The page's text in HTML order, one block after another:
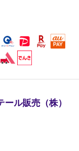
ル販売（株）